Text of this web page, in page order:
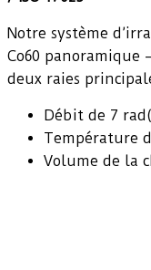
Notre système
Co60 panoramique
deux raies
Débit de 7
Température
Volume de la